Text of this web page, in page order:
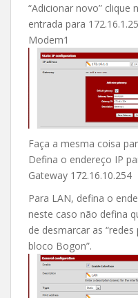
“Adicionar novo” clique
entrada para
Modem1
Faça a mesma coisa
Defina o endereço IP
Gateway 172.16.10.254
Para LAN, defina o
neste caso não defina
de desmarcar as “redes
bloco Bogon”.